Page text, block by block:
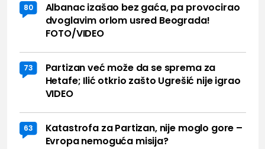
80
Albanac izašao bez gaća, pa provocirao
dvoglavim orlom usred Beograda!
FOTO/VIDEO
73
Partizan već može da se sprema za
Hetafe; Ilić otkrio zašto Ugrešić nije igrao
VIDEO
63
Katastrofa za Partizan, nije moglo gore –
Evropa nemoguća misija?